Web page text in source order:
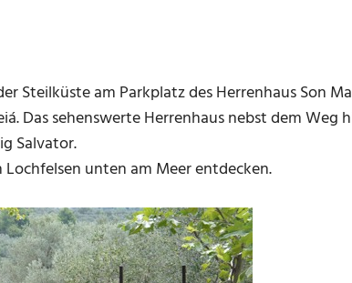
Steilküste am Parkplatz des Herrenhaus Son
Das sehenswerte Herrenhaus nebst dem Weg
Salvator.
unten am Meer entdecken.